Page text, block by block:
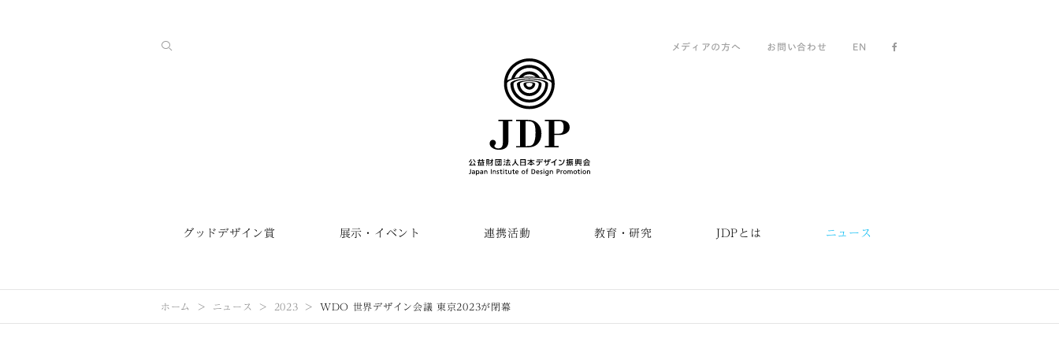
メディアの方へ お問い合わせ EN
グッドデザイン賞 展示・イベント 連携活動 教育・研究 JDPとは ニュース
ホーム ニュース 2023 WDO 世界デザイン会議 東京2023が閉幕